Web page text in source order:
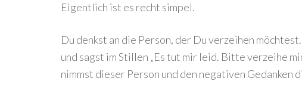
Eigentlich ist es recht simpel.
Du denkst an die Person, der Du verzeihen
und sagst im Stillen „Es tut mir leid. Bitte verzeihe
nimmst dieser Person und den negativen Gedanken